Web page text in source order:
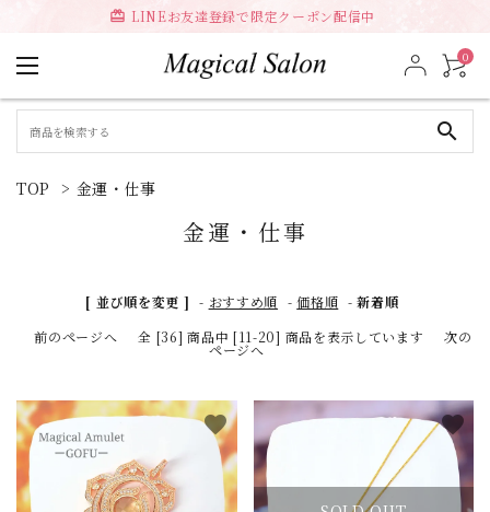
card_giftcard LINEお友達登録で限定クーポン配信中
0
search
TOP > 金運・仕事
金運・仕事
[ 並び順を変更 ] - おすすめ順 -価格順 -新着順
前のページへ
全 [36] 商品中 [11-20] 商品を表示しています 次の
ページへ
favorite favorite